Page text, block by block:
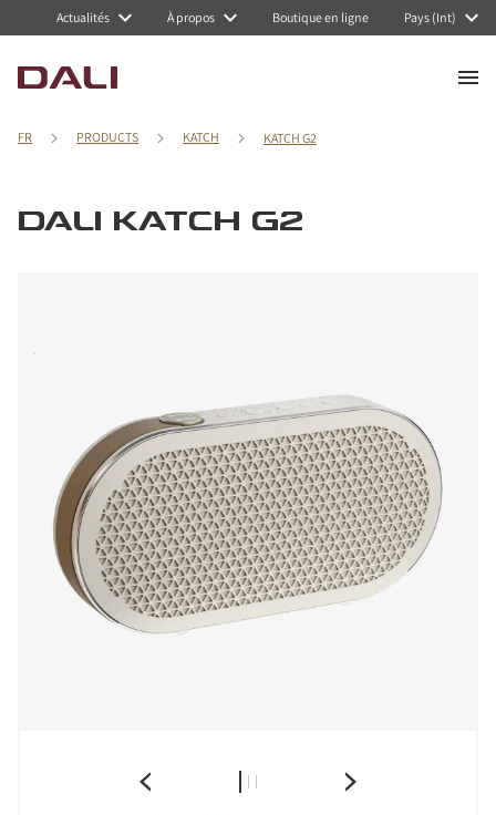
Actualités À propos Boutique en ligne Pays (Int)
FR PRODUCTS KATCH KATCH G2
DALI KATCH G2